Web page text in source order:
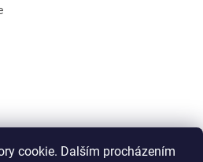
cookie. Dalším procházením